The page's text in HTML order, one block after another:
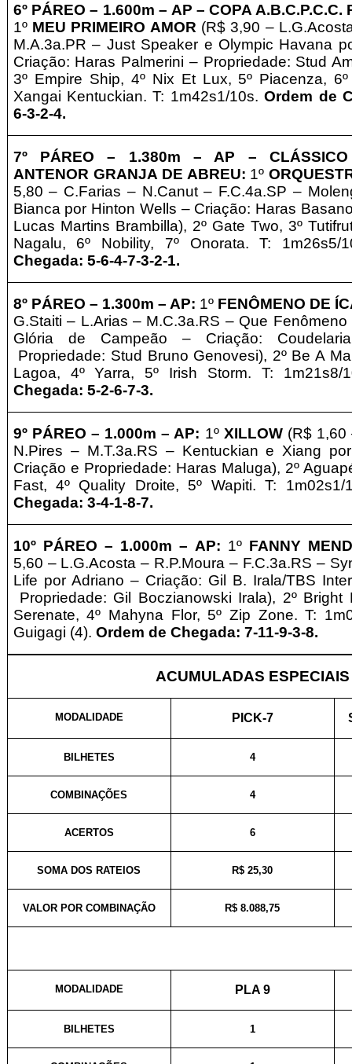
6º PÁREO – 1.600m – AP – COPA A.B.C.P.C.C.
1ºMEU PRIMEIRO AMOR (R$ 3,90 –
M.A.3a.PR – Just Speaker e Olympic Havana
Criação: Haras Palmerini – Propriedade: Stud
3º Empire Ship, 4º Nix Et Lux, 5º Piacenza,
Xangai Kentuckian. T: 1m42s1/10s.Ordem de
6-3-2-4.
7º PÁREO – 1.380m – AP – CLÁSSICO
ANTENOR GRANJA DE ABREU: 1º
5,80 – C.Farias – N.Canut – F.C.4a.SP –
Bianca por Hinton Wells – Criação: Haras
Lucas Martins Brambilla), 2º Gate Two, 3º
Nagalu, 6º Nobility, 7º Onorata. T: 1m26s5/
Chegada: 5-6-4-7-3-2-1.
8º PÁREO – 1.300m – AP: 1º FENÔMENO DE
G.Staiti – L.Arias – M.C.3a.RS – Que
Glória de Campeão – Criação:
Propriedade: Stud Bruno Genovesi), 2º Be A
Lagoa, 4º Yarra, 5º Irish Storm. T:
Chegada: 5-2-6-7-3.
9º PÁREO – 1.000m – AP: 1ºXILLOW(R$ 1,60
N.Pires – M.T.3a.RS – Kentuckian e Xiang
Criação e Propriedade: Haras Maluga), 2º
Fast, 4º Quality Droite, 5º Wapiti. T:
Chegada: 3-4-1-8-7.
10º PÁREO – 1.000m – AP: 1ºFANNY
5,60 – L.G.Acosta – R.P.Moura – F.C.3a.RS –
Life por Adriano – Criação: Gil B. Irala/TBS
Propriedade: Gil Boczianowski Irala), 2º Bright
Serenate, 4º Mahyna Flor, 5º Zip Zone. T:
Guigagi (4). Ordem de Chegada: 7-11-9-3-8.
ACUMULADAS ESPECIAIS
MODALIDADE PICK-7
BILHETES 4
COMBINAÇÕES 4
ACERTOS 6
SOMA DOS RATEIOS R$ 25,30
VALOR POR COMBINAÇÃO R$ 8.088,75
MODALIDADE PLA 9
BILHETES 1